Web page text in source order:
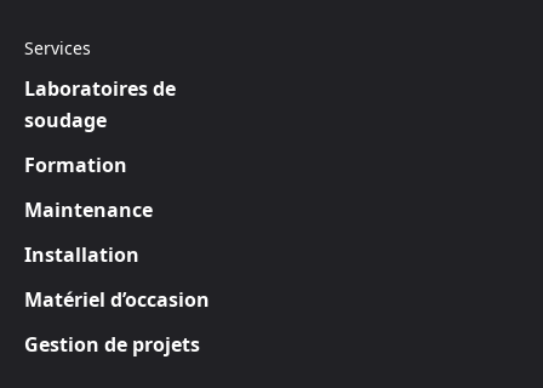
Services
Laboratoires de
soudage
Formation
Maintenance
Installation
Matériel d’occasion
Gestion de projets